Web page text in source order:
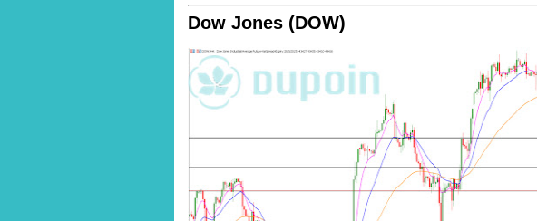
Dow Jones (DOW)